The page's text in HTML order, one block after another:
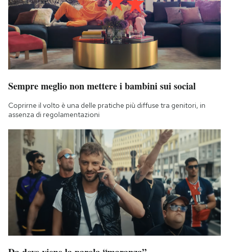
Sempre meglio non mettere i bambini sui social
Coprirne il volto è una delle pratiche più diffuse tra genitori, in
assenza di regolamentazioni